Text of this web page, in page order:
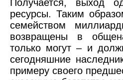
Получается, выход
ресурсы. Таким
семейством
возвращены в
только могут – и
сегодняшние
примеру своего